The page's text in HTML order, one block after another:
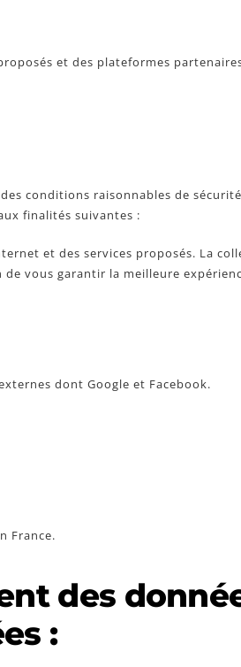
et des plateformes
conditions raisonnables de sécurité
finalités suivantes :
et des services proposés. La
vous garantir la meilleure
dont Google et Facebook.
France.
des
: